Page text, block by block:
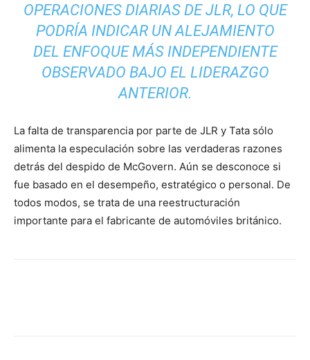
OPERACIONES DIARIAS DE JLR, LO QUE
PODRÍA INDICAR UN ALEJAMIENTO
DEL ENFOQUE MÁS INDEPENDIENTE
OBSERVADO BAJO EL LIDERAZGO
ANTERIOR.
La falta de transparencia por parte de JLR y Tata sólo
alimenta la especulación sobre las verdaderas razones
detrás del despido de McGovern. Aún se desconoce si
fue basado en el desempeño, estratégico o personal. De
todos modos, se trata de una reestructuración
importante para el fabricante de automóviles británico.